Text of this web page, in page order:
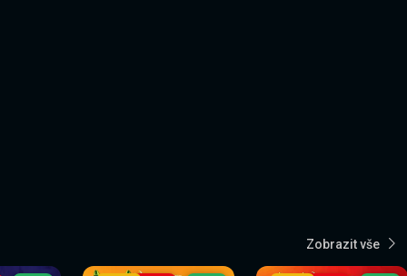
Zobrazit vše